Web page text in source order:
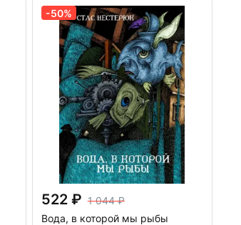
-50%
522
1 044
Вода, в которой мы рыбы